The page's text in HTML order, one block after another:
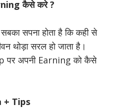
कैसे करे ?
सपना होता है कि कही से
थोड़ा सरल हो जाता है।
पर अपनी Earning को कैसे
+ Tips